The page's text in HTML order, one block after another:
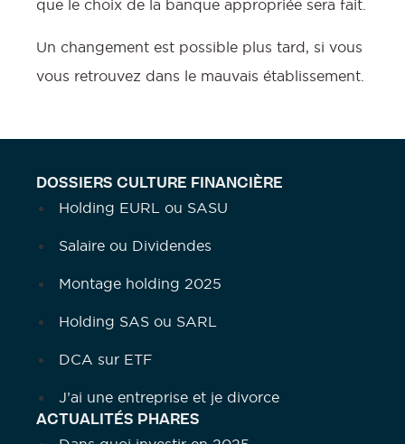
que le choix de la banque appropriée sera fait.
Un changement est possible plus tard, si vous
vous retrouvez dans le mauvais établissement.
DOSSIERS CULTURE FINANCIÈRE
Holding EURL ou SASU
Salaire ou Dividendes
Montage holding 2025
Holding SAS ou SARL
DCA sur ETF
J’ai une entreprise et je divorce
ACTUALITÉS PHARES